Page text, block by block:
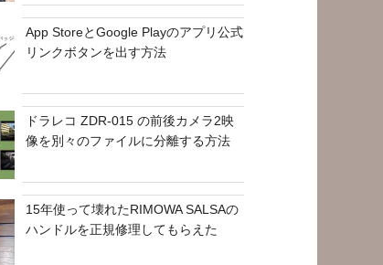
App StoreとGoogle Playのアプリ公式
リンクボタンを出す方法
ドラレコ ZDR-015 の前後カメラ2映
像を別々のファイルに分離する方法
15年使って壊れたRIMOWA SALSAの
ハンドルを正規修理してもらえた